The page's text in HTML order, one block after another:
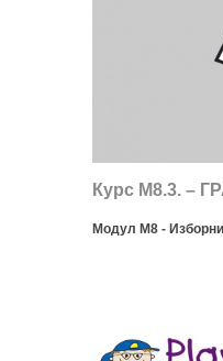
Курс М8.3. –
Модул М8 -